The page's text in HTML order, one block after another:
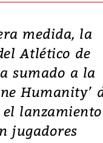
medida, la
Atlético de
sumado a la
Humanity’
el
jugadores
Lula lanza su
con
de
raras